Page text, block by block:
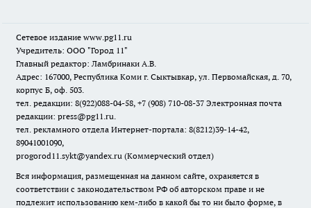
Сетевое издание www.pg11.ru
Учредитель: ООО "Город 11"
Главный редактор: Ламбринаки А.В.
Адрес: 167000, Республика Коми г. Сыктывкар, ул. Первомайская, д. 70,
корпус Б, оф. 503.
тел. редакции: 8(922)088-04-58, +7 (908) 710-08-37 Электронная почта
редакции: press@pg11.ru.
тел. рекламного отдела Интернет-портала: 8(8212)39-14-42,
89041001090,
progorod11.sykt@yandex.ru (Коммерческий отдел)
Вся информация, размещенная на данном сайте, охраняется в
соответствии с законодательством РФ об авторском праве и не
подлежит использованию кем-либо в какой бы то ни было форме, в